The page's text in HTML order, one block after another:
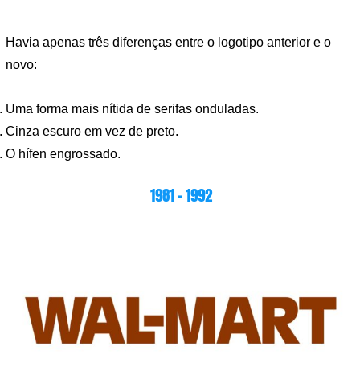
Havia apenas três diferenças entre o logotipo anterior e o
novo:
Uma forma mais nítida de serifas onduladas.
Cinza escuro em vez de preto.
O hífen engrossado.
1981 – 1992